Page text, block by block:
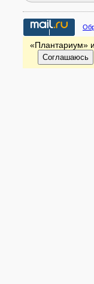
«Плантариум»
Соглашаюсь